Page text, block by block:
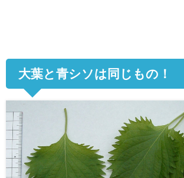
大葉と青シソは同じもの！